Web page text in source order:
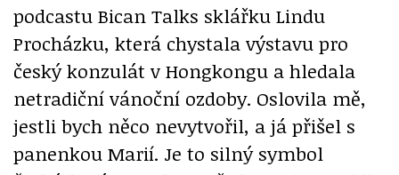
podcastu Bican Talks sklářku Lindu
Procházku, která chystala výstavu pro
český konzulát v Hongkongu a hledala
netradiční vánoční ozdoby. Oslovila mě,
jestli bych něco nevytvořil, a já přišel s
panenkou Marií. Je to silný symbol